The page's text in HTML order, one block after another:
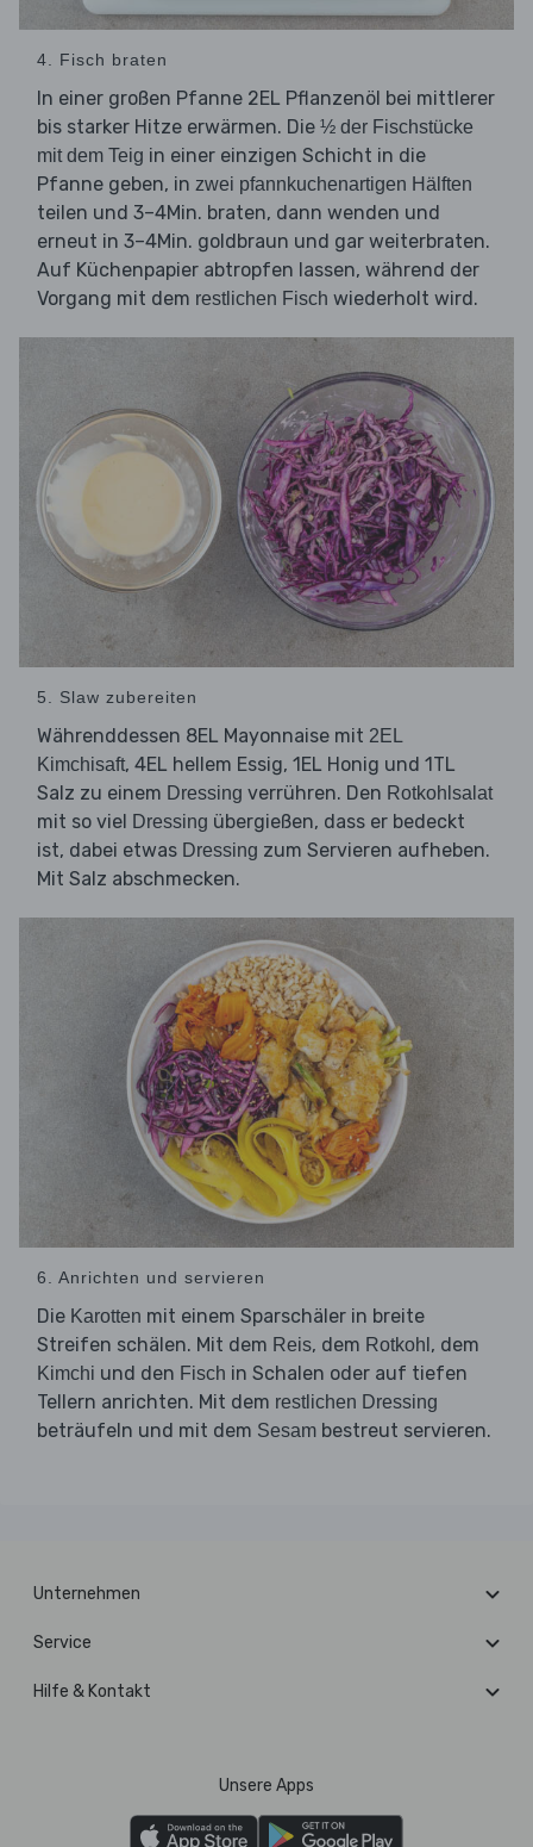
4. Fisch braten
In einer großen Pfanne 2EL Pflanzenöl bei mittlerer
bis starker Hitze erwärmen. Die ½ der Fischstücke
mit dem Teig in einer einzigen Schicht in die
Pfanne geben, in zwei pfannkuchenartigen Hälften
teilen und 3–4Min. braten, dann wenden und
erneut in 3–4Min. goldbraun und gar weiterbraten.
Auf Küchenpapier abtropfen lassen, während der
Vorgang mit dem restlichen Fisch wiederholt wird.
5. Slaw zubereiten
Währenddessen 8EL Mayonnaise mit 2EL
Kimchisaft, 4EL hellem Essig, 1EL Honig und 1TL
Salz zu einem Dressing verrühren. Den Rotkohlsalat
mit so viel Dressing übergießen, dass er bedeckt
ist, dabei etwas Dressing zum Servieren aufheben.
Mit Salz abschmecken.
6. Anrichten und servieren
Die Karotten mit einem Sparschäler in breite
Streifen schälen. Mit dem Reis, dem Rotkohl , dem
Kimchi und den Fisch in Schalen oder auf tiefen
Tellern anrichten. Mit dem restlichen Dressing
beträufeln und mit dem Sesam bestreut servieren.
Unternehmen
Service
Hilfe & Kontakt
Unsere Apps